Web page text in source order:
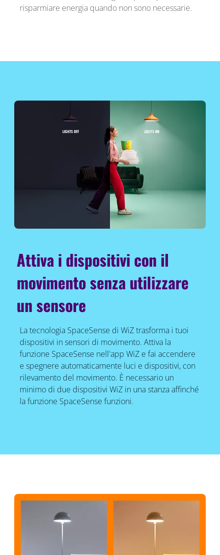
risparmiare energia quando non sono necessarie.
Attiva i dispositivi con il
movimento senza utilizzare
un sensore
La tecnologia SpaceSense di WiZ trasforma i tuoi
dispositivi in sensori di movimento. Attiva la
funzione SpaceSense nell'app WiZ e fai accendere
e spegnere automaticamente luci e dispositivi, con
rilevamento del movimento. È necessario un
minimo di due dispositivi WiZ in una stanza affinché
la funzione SpaceSense funzioni.